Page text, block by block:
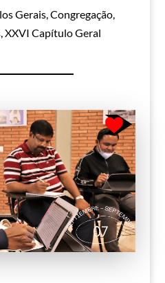
Gerais,Congregação,
,XXVI Capítulo Geral